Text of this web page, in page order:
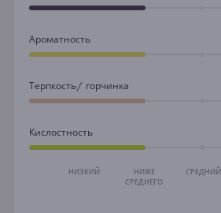
Ароматность
Терпкость/ горчинка
Кислостность
НИЗКИЙ
НИЖЕ
СРЕДНЕГО
СРЕДНИЙ